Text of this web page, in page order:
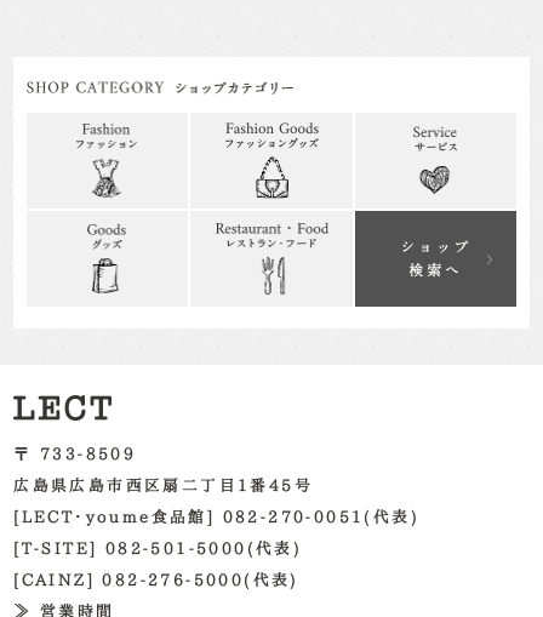
〒 733-8509
広島県広島市西区扇二丁目1番45号
[LECT・youme食品館] 082-270-0051(代表)
[T-SITE] 082-501-5000(代表)
[CAINZ] 082-276-5000(代表)
≫ 営業時間